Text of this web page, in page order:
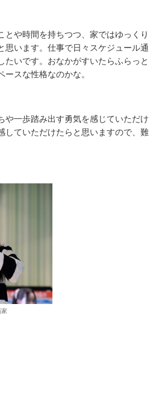
や時間を持ちつつ、家ではゆっくり
います。仕事で日々スケジュール通
たいです。おなかがすいたらふらっと
スな性格なのかな。
一歩踏み出す勇気を感じていただけ
していただけたらと思いますので、難
家